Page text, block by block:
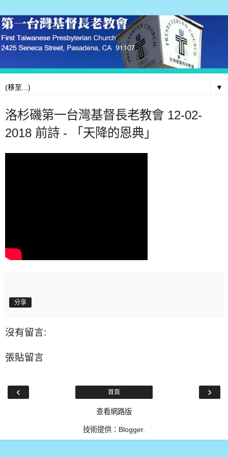
▼
洛杉磯第一台灣基督長老教會 12-02-
2018 前詩 - 「天降的恩典」
分享
沒有留言:
張貼留言
‹ ›
首頁
查看網路版
技術提供： Blogger.